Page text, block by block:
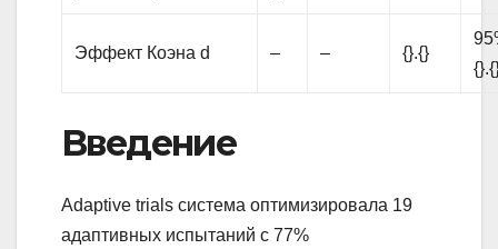
Эффект Коэна d – – {}.{}
Введение
Adaptive trials система оптимизировала 19
адаптивных испытаний с 77%